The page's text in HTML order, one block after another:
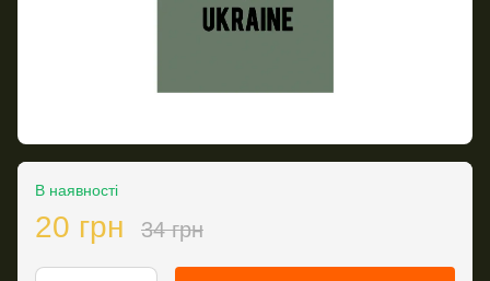
В наявності
20 грн 34 грн